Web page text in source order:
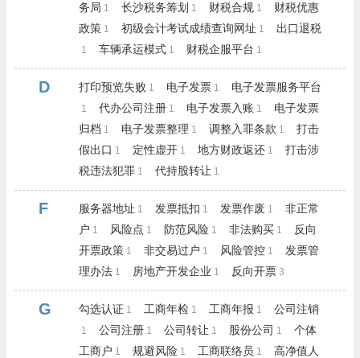
务局 1 长沙税务筹划 1 财税合规 1
财税优惠
政策 1 初级会计考试成绩查询网址 1 出口退税
1 车辆承运模式 1 财税企服平台 1
D 打印预览失败 1 电子发票 1 电子发票服务平台
1 代办公司注册 1 电子发票入账 1
电子发票
归档 1 电子发票整理 1 调整入罪条款 1
打击
假出口 1 定性虚开 1 地方财政返还 1
打击涉
税违法犯罪 1 代持股转让 1
F 服务器地址 1 发票抵扣 1 发票作废 1
非正常
户 1 风险点 1 防范风险 1 非法购买 1
反向
开票政策 1 非交易过户 1 风险管控 1
发票管
理办法 1 房地产开发企业 1 反向开票 3
G 勾选认证 1 工商年检 1 工商年报 1 公司注销
1 公司注册 1 公司转让 1 股份公司 1
个体
工商户 1 规避风险 1 工商联络员 1
高净值人